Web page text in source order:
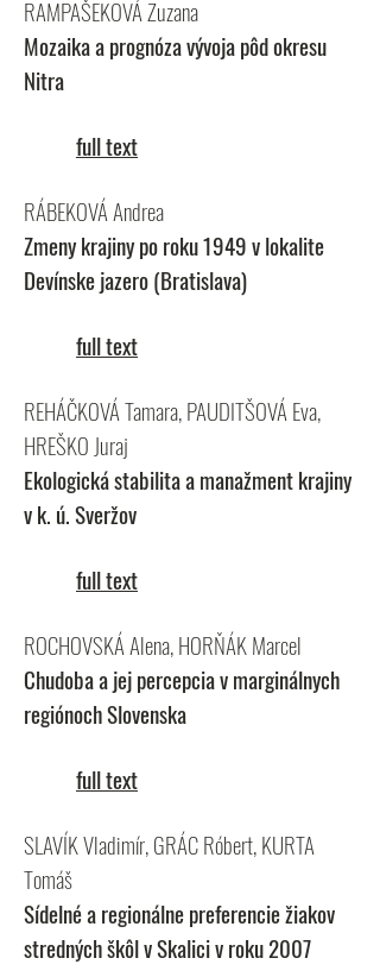
RAMPAŠEKOVÁ Zuzana
Mozaika a prognóza vývoja pôd okresu
Nitra
full text
RÁBEKOVÁ Andrea
Zmeny krajiny po roku 1949 v lokalite
Devínske jazero (Bratislava)
full text
REHÁČKOVÁ Tamara, PAUDITŠOVÁ Eva,
HREŠKO Juraj
Ekologická stabilita a manažment krajiny
v k. ú. Sveržov
full text
ROCHOVSKÁ Alena, HORŇÁK Marcel
Chudoba a jej percepcia v marginálnych
regiónoch Slovenska
full text
SLAVÍK Vladimír, GRÁC Róbert, KURTA
Tomáš
Sídelné a regionálne preferencie žiakov
stredných škôl v Skalici v roku 2007